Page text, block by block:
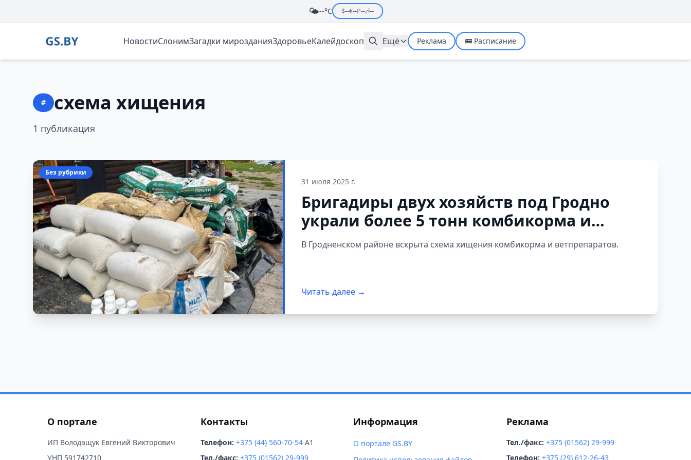
🌤️--°C $--€--₽--zł--
НовостиСлонимЗагадки мирозданияЗдоровьеКалейдоскоп Ещё Реклама 🚌 Расписание
# схема хищения
1 публикация
Без рубрики
31 июля 2025 г.
Бригадиры двух хозяйств под Гродно
украли более 5 тонн комбикорма и
ветеринарные препараты
В Гродненском районе вскрыта схема хищения комбикорма и ветпрепаратов.
Читать далее →
О портале
ИП Володащук Евгений Викторович
УНП 591742710
Контакты
Телефон: +375 (44) 560-70-54A1
Тел./факс: +375 (01562) 29-999
Информация
О портале GS.BY
Реклама
Тел./факс: +375 (01562) 29-999
Телефон: +375 (29) 612-26-43